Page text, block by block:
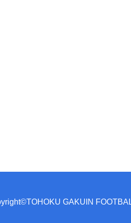
GAKUIN